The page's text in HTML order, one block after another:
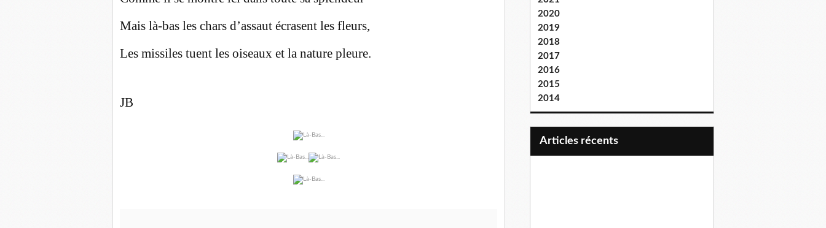
Mais là-bas les chars d’assaut écrasent les fleurs,
Les missiles tuent les oiseaux et la nature pleure.
JB
2020
2019
2018
2017
2016
2015
2014
articles récents